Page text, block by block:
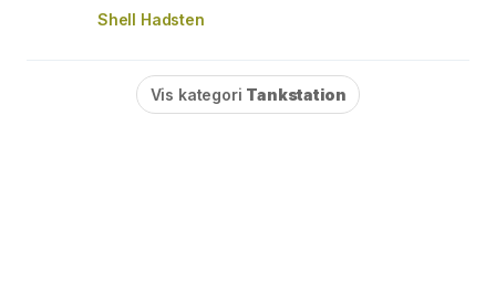
Shell Hadsten
Vis kategori Tankstation